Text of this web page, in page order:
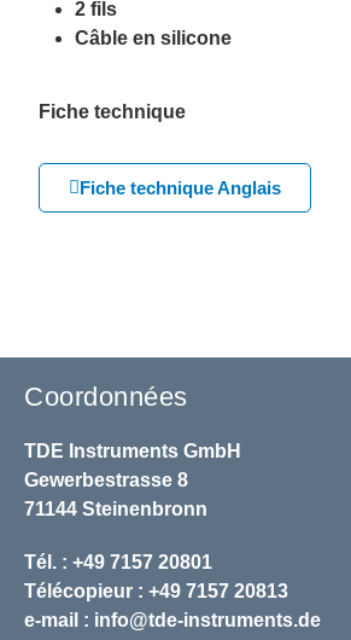
2 fils
Câble en silicone
Fiche technique
Fiche technique Anglais
Coordonnées
TDE Instruments GmbH
Gewerbestrasse 8
71144 Steinenbronn
Tél. : +49 7157 20801
Télécopieur : +49 7157 20813
e-mail : info@tde-instruments.de